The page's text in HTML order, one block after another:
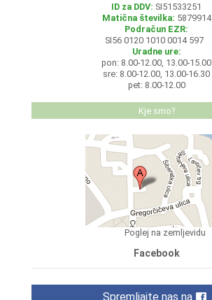
ID za DDV: SI51533251
Matična številka: 5879914
Podračun EZR:
SI56 0120 1010 0014 597
Uradne ure:
pon: 8.00-12.00, 13.00-15.00
sre: 8.00-12.00, 13.00-16.30
pet: 8.00-12.00
Kje smo?
Poglej na zemljevidu
Facebook
Spremljajte nas na